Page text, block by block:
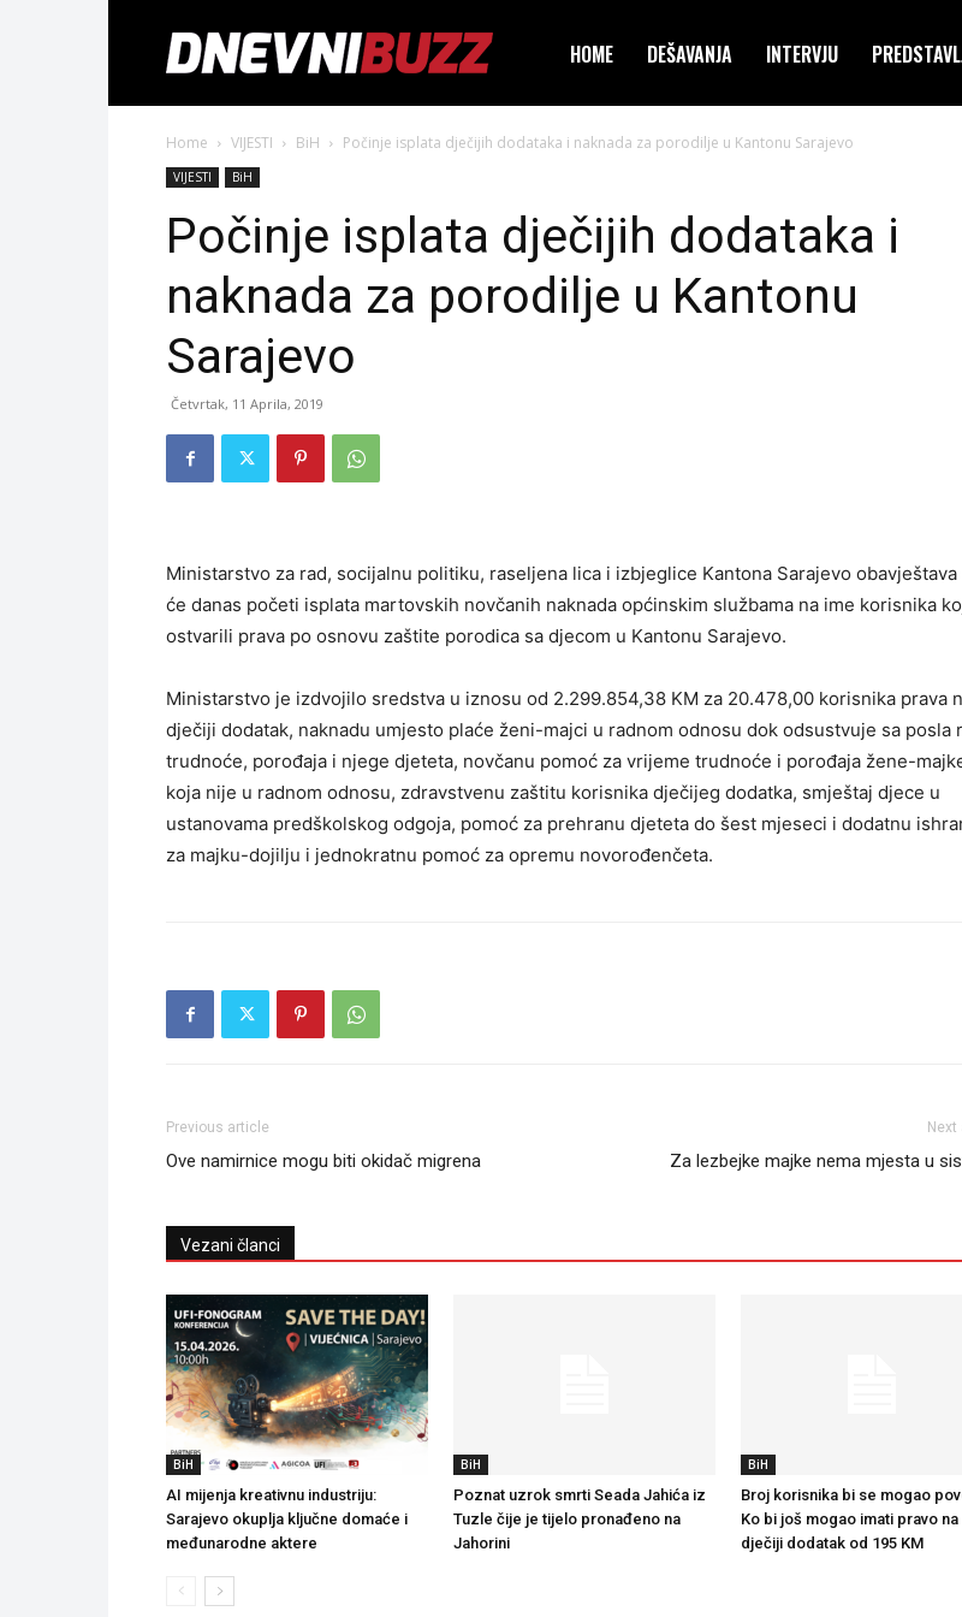
HOME DEŠAVANJA INTERVJU
Home VIJESTI BiH Počinje isplata dječijih dodataka i naknada za porodilje u Kantonu Sarajevo
VIJESTI BiH
Počinje isplata dječijih dodataka i
naknada za porodilje u Kantonu
Sarajevo
Četvrtak, 11 Aprila, 2019
Ministarstvo za rad, socijalnu politiku, raseljena lica i izbjeglice Kantona Sarajevo obavještava
će danas početi isplata martovskih novčanih naknada općinskim službama na ime korisnika
ostvarili prava po osnovu zaštite porodica sa djecom u Kantonu Sarajevo.
Ministarstvo je izdvojilo sredstva u iznosu od 2.299.854,38 KM za 20.478,00 korisnika prava
dječiji dodatak, naknadu umjesto plaće ženi-majci u radnom odnosu dok odsustvuje sa posla
trudnoće, porođaja i njege djeteta, novčanu pomoć za vrijeme trudnoće i porođaja žene-
koja nije u radnom odnosu, zdravstvenu zaštitu korisnika dječijeg dodatka, smještaj djece u
ustanovama predškolskog odgoja, pomoć za prehranu djeteta do šest mjeseci i dodatnu
za majku-dojilju i jednokratnu pomoć za opremu novorođenčeta.
Previous article
Ove namirnice mogu biti okidač migrena Za lezbejke majke nema mjesta u
Vezani članci
BiH
AI mijenja kreativnu industriju:
Sarajevo okuplja ključne domaće i
međunarodne aktere
BiH
Poznat uzrok smrti Seada Jahića iz
Tuzle čije je tijelo pronađeno na
Jahorini
BiH
Broj korisnika bi se mogao
Ko bi još mogao imati pravo na
dječiji dodatak od 195 KM